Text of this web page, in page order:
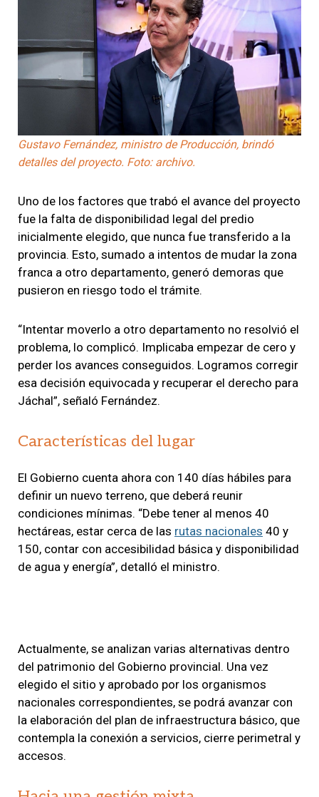
Gustavo Fernández, ministro de Producción, brindó
detalles del proyecto. Foto: archivo.
Uno de los factores que trabó el avance del proyecto
fue la falta de disponibilidad legal del predio
inicialmente elegido, que nunca fue transferido a la
provincia. Esto, sumado a intentos de mudar la zona
franca a otro departamento, generó demoras que
pusieron en riesgo todo el trámite.
“Intentar moverlo a otro departamento no resolvió el
problema, lo complicó. Implicaba empezar de cero y
perder los avances conseguidos. Logramos corregir
esa decisión equivocada y recuperar el derecho para
Jáchal”, señaló Fernández.
Características del lugar
El Gobierno cuenta ahora con 140 días hábiles para
definir un nuevo terreno, que deberá reunir
condiciones mínimas. “Debe tener al menos 40
hectáreas, estar cerca de las rutas nacionales 40 y
150, contar con accesibilidad básica y disponibilidad
de agua y energía”, detalló el ministro.
Actualmente, se analizan varias alternativas dentro
del patrimonio del Gobierno provincial. Una vez
elegido el sitio y aprobado por los organismos
nacionales correspondientes, se podrá avanzar con
la elaboración del plan de infraestructura básico, que
contempla la conexión a servicios, cierre perimetral y
accesos.